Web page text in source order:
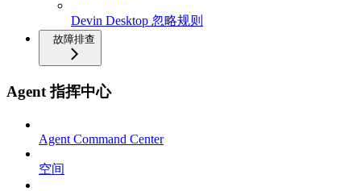
Devin Desktop 忽略规则
故障排查
Agent 指挥中心
Agent Command Center
空间